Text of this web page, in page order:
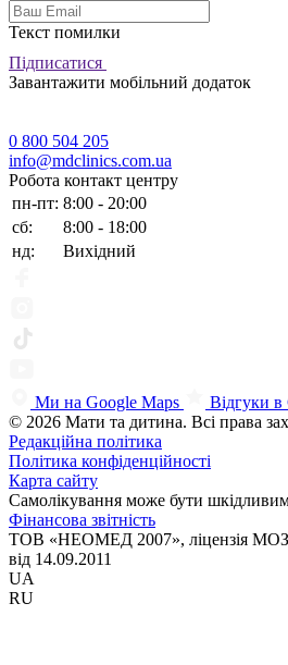
Текст помилки
Підписатися
Завантажити мобільний додаток
0 800 504 205
info@mdclinics.com.ua
Робота контакт центру
пн-пт: 8:00 - 20:00
сб:
8:00 - 18:00
нд:
Вихідний
Ми на Google Maps
Відгуки в
© 2026 Мати та дитина. Всі права
Редакційна політика
Політика конфіденційності
Карта сайту
Самолікування може бути
Фінансова звітність
ТОВ «НЕОМЕД 2007», ліцензія МОЗ
від 14.09.2011
UA
RU